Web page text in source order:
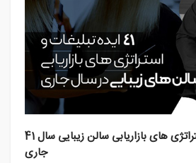
41 ایده تبلیغات و استراتژی های بازاریابی سالن زیبایی سال
جاری